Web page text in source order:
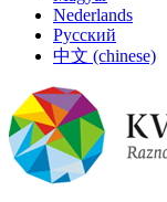
Nederlands
Русский
中文 (chinese)